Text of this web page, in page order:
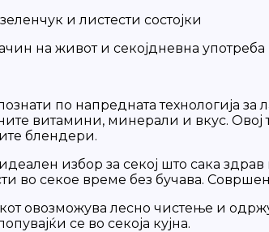
и листести состојки
на живот и секојдневна употреба
по напредната технологија
витамини, минерали и вкус. Овој
блендери.
избор за секој што сака
во секое време без бучава.
овозможува лесно чистење и
се во секоја кујна.